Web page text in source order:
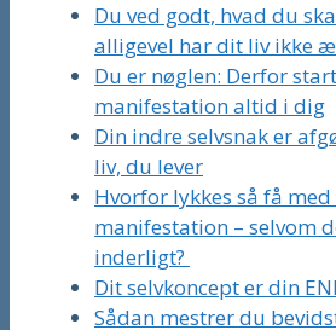
Du ved godt, hvad du
alligevel har dit liv ikke
Du er nøglen: Derfor
manifestation altid i dig
Din indre selvsnak er
liv, du lever
Hvorfor lykkes så få
manifestation – selvom
inderligt?
Dit selvkoncept er din
Sådan mestrer du